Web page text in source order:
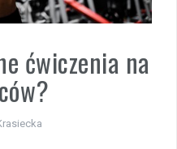
ćwiczenia na